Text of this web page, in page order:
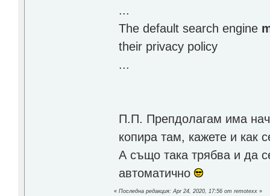
...
The default search engine
their privacy policy
...
П.П. Препдолагам има
копира там, кажете и как
А също така трябва и да
автоматично
«Последна редакция: Apr 24, 2020, 17:56 от remotexx »